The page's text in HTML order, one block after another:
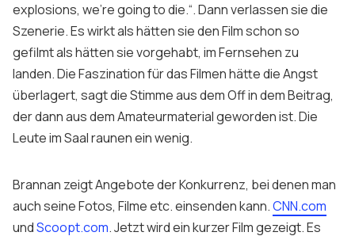
explosions, we’re going to die.“. Dann verlassen sie die
Szenerie. Es wirkt als hätten sie den Film schon so
gefilmt als hätten sie vorgehabt, im Fernsehen zu
landen. Die Faszination für das Filmen hätte die Angst
überlagert, sagt die Stimme aus dem Off in dem Beitrag,
der dann aus dem Amateurmaterial geworden ist. Die
Leute im Saal raunen ein wenig.
Brannan zeigt Angebote der Konkurrenz, bei denen man
auch seine Fotos, Filme etc. einsenden kann.CNN.com
undScoopt.com. Jetzt wird ein kurzer Film gezeigt. Es